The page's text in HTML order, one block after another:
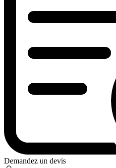
Demandez un devis